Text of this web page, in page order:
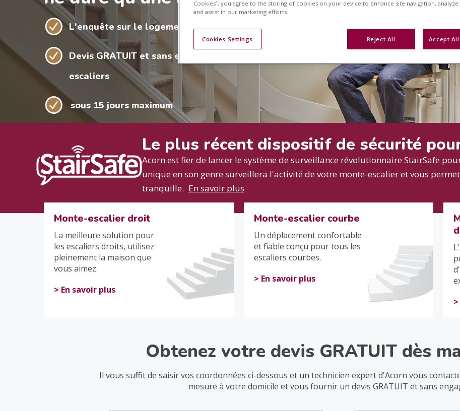
L'enquête sur le logement ne dure qu'une heure
Devis GRATUIT et sans engagement pour un monte-
escaliers
sous 15 jours maximum
Le plus récent dispositif de sécurité
Acorn est fier de lancer le système de surveillance révolutionnaire StairSafe
unique en son genre surveillera l'activité de votre monte-escalier et vous
tranquille. En savoir plus
Monte-escalier droit
La meilleure solution pour
les escaliers droits, utilisez
pleinement la maison que
vous aimez.
> En savoir plus
Monte-escalier courbe
Un déplacement confortable
et fiable conçu pour tous les
escaliers courbes.
> En savoir plus
Obtenez votre devis GRATUIT dès
Il vous suffit de saisir vos coordonnées ci-dessous et un technicien expert d'Acorn vous
mesure à votre domicile et vous fournir un devis GRATUIT et sans
Cookies”, you agree to the storing of cookies on your device to enhance site navigation, analyze
and assist in our marketing efforts.
Cookies Settings Reject All Accept